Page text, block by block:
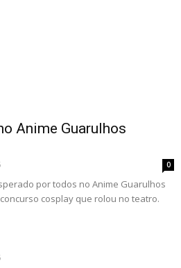
Anime Guarulhos
0
por todos no Anime Guarulhos
cosplay que rolou no teatro.